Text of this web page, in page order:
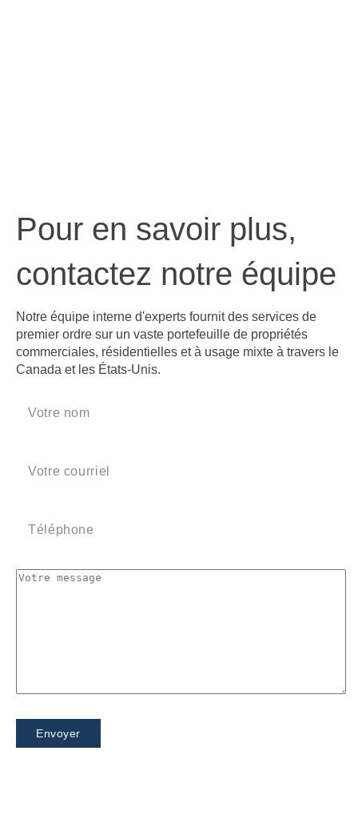
Pour en savoir plus,
contactez notre équipe
Notre équipe interne d'experts fournit des services de
premier ordre sur un vaste portefeuille de propriétés
commerciales, résidentielles et à usage mixte à travers le
Canada et les États-Unis.